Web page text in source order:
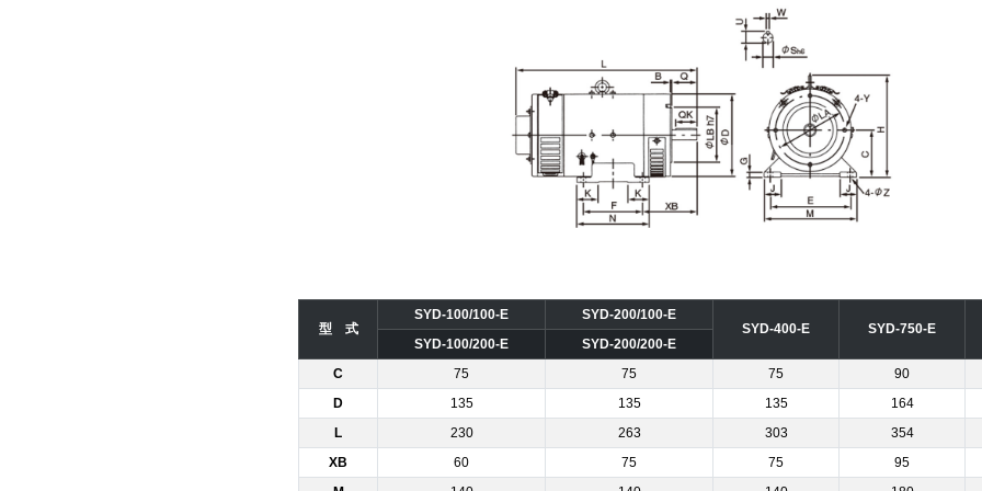
型 式
SYD-100/100-E
SYD-200/100-E
SYD-400-E
SYD-750-E
SYD-100/200-E
SYD-200/200-E
C
75 75 75
90
D
135 135 135
164
L
230 263 303
354
XB
60 75 75
95